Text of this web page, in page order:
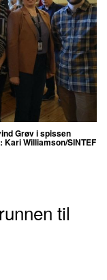
Grøv i spissen
Williamson/SINTEF
til